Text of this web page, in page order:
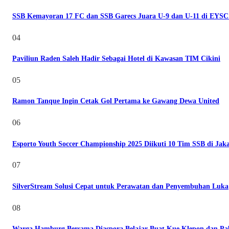
SSB Kemayoran 17 FC dan SSB Garecs Juara U-9 dan U-11 di
04
Paviliun Raden Saleh Hadir Sebagai Hotel di Kawasan TIM Cikini
05
Ramon Tanque Ingin Cetak Gol Pertama ke Gawang Dewa United
06
Esporto Youth Soccer Championship 2025 Diikuti 10 Tim SSB di
07
SilverStream Solusi Cepat untuk Perawatan dan Penyembuhan Luka
08